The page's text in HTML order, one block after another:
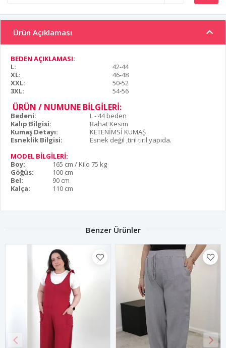
Ürün Açıklaması
BEDEN AÇIKLAMASI:
L:
42-44
XL:
46-48
XXL:
50-52
3XL:
54-56
ÜRÜN / NUMUNE BİLGİLERİ:
Bedeni:
L - 44 beden
Kalıp Bilgisi:
Rahat Kesim
Kumaş Detayı:
KETENİMSİ KUMAŞ
Esneklik Bilgisi:
Esnek değil ,tiril tiril yapıda.
MODEL BİLGİLERİ:
Boy:
165 cm / Kilo 75 kg
Göğüs:
100 cm
Bel:
90 cm
Kalça:
110 cm
Benzer Ürünler